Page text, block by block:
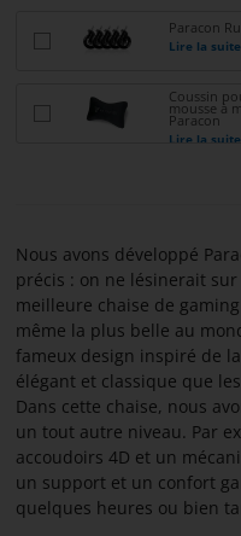
VENTE
CONTACTER
DE
PARACON
Paracon
Lire la suite
Coussin
mousse à
Paracon
Lire la suite
Nous avons développé
précis : on ne lésinerait
meilleure chaise de
même la plus belle au
fameux design inspiré de
élégant et classique que
Dans cette chaise, nous
un tout autre niveau. Par
accoudoirs 4D et un
un support et un confort
quelques heures ou bien